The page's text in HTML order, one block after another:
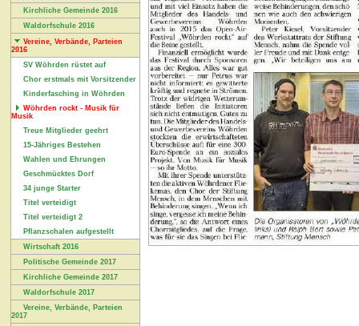
Kirchliche Gemeinde 2016
Waldorfschule 2016
Vereine, Verbände, Parteien
2016
SV Wöhrden rüstet auf
Chor erstmals mit Vorsitzender
Kinderfasching in Wöhrden
Wöhrden rockt - Musik für
Musik
Treue Mitglieder geehrt
15-Jähriges Bestehen
Wahlen und Ehrungen
Geschmücktes Dorf
34 junge Starter
Titel verteidigt
Titel verteidigt 2
Pflanzschalen aufgestellt
Wirtschaft 2016
Politische Gemeinde 2017
Kirchliche Gemeinde 2017
Waldorfschule 2017
Vereine, Verbände, Parteien
2017